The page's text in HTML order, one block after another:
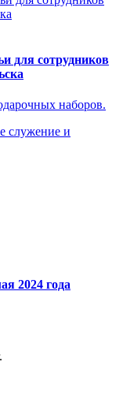
для сотрудников
наборов.
служение и
2024 года